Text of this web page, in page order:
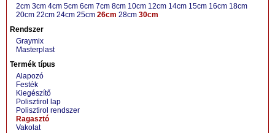
2cm 3cm 4cm 5cm 6cm 7cm 8cm 10cm 12cm 14cm 15cm 16cm 18cm
20cm 22cm 24cm 25cm 26cm 28cm 30cm
Rendszer
Graymix
Masterplast
Termék típus
Alapozó
Festék
Kiegészítő
Polisztirol lap
Polisztirol rendszer
Ragasztó
Vakolat